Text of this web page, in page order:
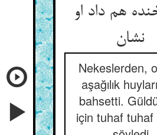
هم داد او
نشان
Nekeslerden,
aşağılık
bahsetti.
için tuhaf